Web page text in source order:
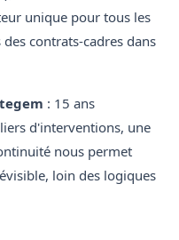
unique pour tous les
contrats-cadres dans
: 15 ans
d'interventions, une
nous permet
loin des logiques